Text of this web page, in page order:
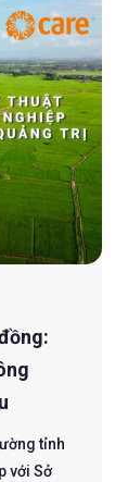
tỉnh
với Sở